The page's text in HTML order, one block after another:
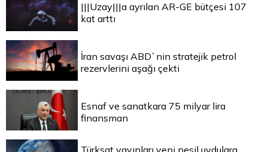
|||Uzay|||a ayrılan AR-GE bütçesi 107
kat arttı
İran savaşı ABD`nin stratejik petrol
rezervlerini aşağı çekti
Esnaf ve sanatkara 75 milyar lira
finansman